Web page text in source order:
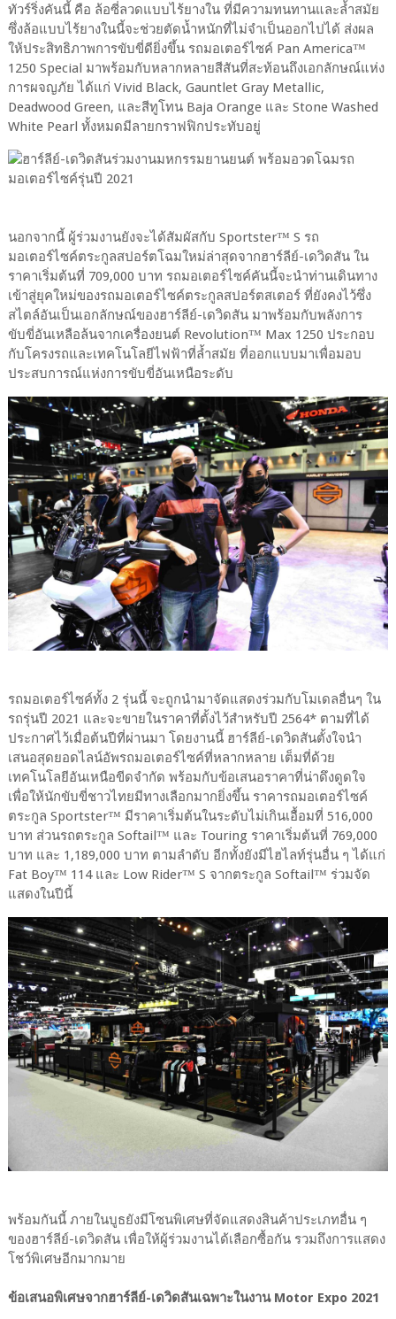
ทัวร์ริ่งคันนี้ คือ ล้อซี่ลวดแบบไร้ยางใน ที่มีความทนทานและล้ำสมัย
ซึ่งล้อแบบไร้ยางในนี้จะช่วยตัดน้ำหนักที่ไม่จำเป็นออกไปได้ ส่งผล
ให้ประสิทธิภาพการขับขี่ดียิ่งขึ้น รถมอเตอร์ไซค์ Pan America™
1250 Special มาพร้อมกับหลากหลายสีสันที่สะท้อนถึงเอกลักษณ์แห่ง
การผจญภัย ได้แก่ Vivid Black, Gauntlet Gray Metallic,
Deadwood Green, และสีทูโทน Baja Orange และ Stone Washed
White Pearl ทั้งหมดมีลายกราฟฟิกประทับอยู่
นอกจากนี้ ผู้ร่วมงานยังจะได้สัมผัสกับ Sportster™ S รถ
มอเตอร์ไซค์ตระกูลสปอร์ตโฉมใหม่ล่าสุดจากฮาร์ลีย์-เดวิดสัน ใน
ราคาเริ่มต้นที่ 709,000 บาท รถมอเตอร์ไซค์คันนี้จะนำท่านเดินทาง
เข้าสู่ยุคใหม่ของรถมอเตอร์ไซค์ตระกูลสปอร์ตสเตอร์ ที่ยังคงไว้ซึ่ง
สไตล์อันเป็นเอกลักษณ์ของฮาร์ลีย์-เดวิดสัน มาพร้อมกับพลังการ
ขับขี่อันเหลือล้นจากเครื่องยนต์ Revolution™ Max 1250 ประกอบ
กับโครงรถและเทคโนโลยีไฟฟ้าที่ล้ำสมัย ที่ออกแบบมาเพื่อมอบ
ประสบการณ์แห่งการขับขี่อันเหนือระดับ
รถมอเตอร์ไซค์ทั้ง 2 รุ่นนี้ จะถูกนำมาจัดแสดงร่วมกับโมเดลอื่นๆ ใน
รถรุ่นปี 2021 และจะขายในราคาที่ตั้งไว้สำหรับปี 2564* ตามที่ได้
ประกาศไว้เมื่อต้นปีที่ผ่านมา โดยงานนี้ ฮาร์ลีย์-เดวิดสันตั้งใจนำ
เสนอสุดยอดไลน์อัพรถมอเตอร์ไซค์ที่หลากหลาย เต็มที่ด้วย
เทคโนโลยีอันเหนือขีดจำกัด พร้อมกับข้อเสนอราคาที่น่าดึงดูดใจ
เพื่อให้นักขับขี่ชาวไทยมีทางเลือกมากยิ่งขึ้น ราคารถมอเตอร์ไซค์
ตระกูล Sportster™ มีราคาเริ่มต้นในระดับไม่เกินเอื้อมที่ 516,000
บาท ส่วนรถตระกูล Softail™ และ Touring ราคาเริ่มต้นที่ 769,000
บาท และ 1,189,000 บาท ตามลำดับ อีกทั้งยังมีไฮไลท์รุ่นอื่น ๆ ได้แก่
Fat Boy™ 114 และ Low Rider™ S จากตระกูล Softail™ ร่วมจัด
แสดงในปีนี้
พร้อมกันนี้ ภายในบูธยังมีโซนพิเศษที่จัดแสดงสินค้าประเภทอื่น ๆ
ของฮาร์ลีย์-เดวิดสัน เพื่อให้ผู้ร่วมงานได้เลือกซื้อกัน รวมถึงการแสดง
โชว์พิเศษอีกมากมาย
ข้อเสนอพิเศษจากฮาร์ลีย์-เดวิดสันเฉพาะในงาน Motor Expo 2021